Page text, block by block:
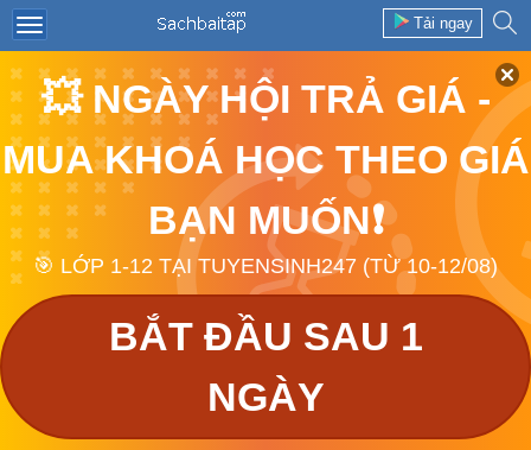
Tải ngay
💥 NGÀY HỘI TRẢ GIÁ -
MUA KHOÁ HỌC THEO GIÁ
BẠN MUỐN❗
🎯 LỚP 1-12 TẠI TUYENSINH247 (TỪ 10-12/08)
BẮT ĐẦU SAU 1
NGÀY